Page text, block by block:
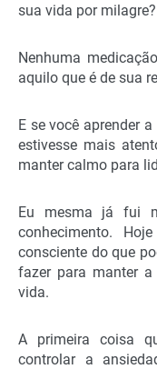
sua vida por milagre?
Nenhuma
aquilo que é de sua
E se você aprender
estivesse mais
manter calmo para
Eu mesma já fui
conhecimento.
consciente do que
fazer para manter
vida.
A primeira coisa
controlar a